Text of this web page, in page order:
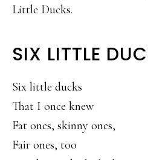
Little Ducks.
SIX LITTLE
Six little ducks
That I once knew
Fat ones, skinny ones,
Fair ones, too